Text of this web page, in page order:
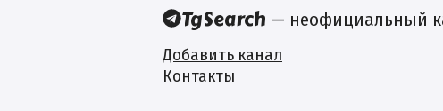
— неофициальный
Добавить канал
Контакты